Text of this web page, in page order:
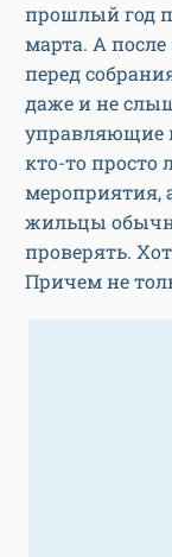
прошлый год
марта. А после
перед
даже и не
управляющие
кто-то просто
мероприятия,
жильцы
проверять.
Причем не